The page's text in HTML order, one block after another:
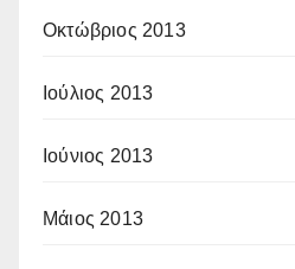
Οκτώβριος 2013
Ιούλιος 2013
Ιούνιος 2013
Μάιος 2013